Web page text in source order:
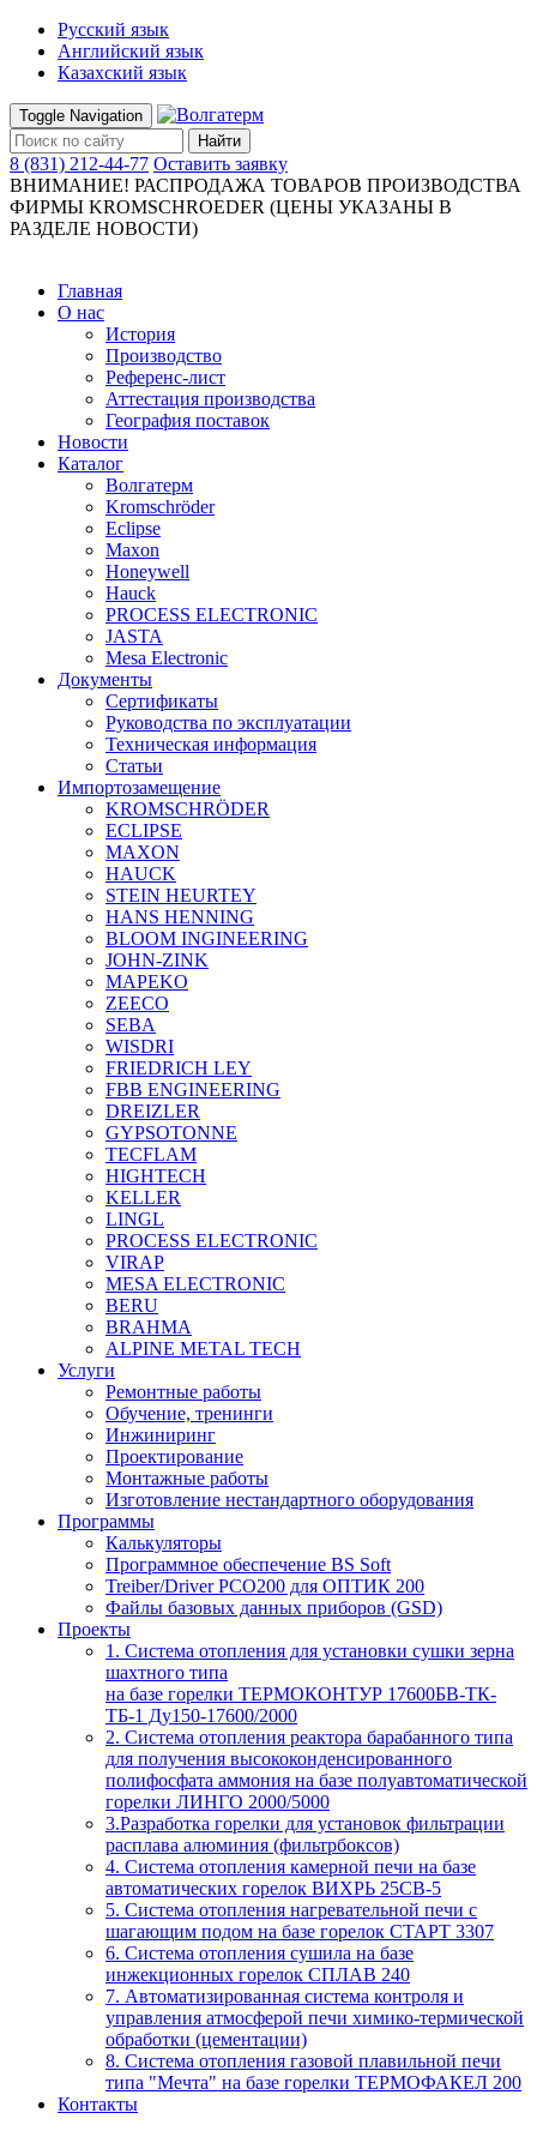
Русский язык
Английский язык
Казахский язык
Toggle Navigation
Найти
8 (831) 212-44-77 Оставить заявку
ВНИМАНИЕ! РАСПРОДАЖА ТОВАРОВ ПРОИЗВОДСТВА
ФИРМЫ KROMSCHROEDER (ЦЕНЫ УКАЗАНЫ В
РАЗДЕЛЕ НОВОСТИ)
Главная
О нас
История
Производство
Референс-лист
Аттестация производства
География поставок
Новости
Каталог
Волгатерм
Kromschröder
Eclipse
Maxon
Honeywell
Hauck
PROCESS ELECTRONIC
JASTA
Mesa Electronic
Документы
Сертификаты
Руководства по эксплуатации
Техническая информация
Статьи
Импортозамещение
KROMSCHRÖDER
ECLIPSE
MAXON
HAUCK
STEIN HEURTEY
HANS HENNING
BLOOM INGINEERING
JOHN-ZINK
MAPEKO
ZEECO
SEBA
WISDRI
FRIEDRICH LEY
FBB ENGINEERING
DREIZLER
GYPSOTONNE
TECFLAM
HIGHTECH
KELLER
LINGL
PROCESS ELECTRONIC
VIRAP
MESA ELECTRONIC
BERU
BRAHMA
ALPINE METAL TECH
Услуги
Ремонтные работы
Обучение, тренинги
Инжиниринг
Проектирование
Монтажные работы
Изготовление нестандартного оборудования
Программы
Калькуляторы
Программное обеспечение BS Soft
Treiber/Driver PCO200 для ОПТИК 200
Файлы базовых данных приборов (GSD)
Проекты
1. Система отопления для установки сушки зерна
шахтного типа
на базе горелки ТЕРМОКОНТУР 17600БВ-ТК-
ТБ-1 Ду150-17600/2000
2. Система отопления реактора барабанного типа
для получения высококонденсированного
полифосфата аммония на базе полуавтоматической
горелки ЛИНГО 2000/5000
3.Разработка горелки для установок фильтрации
расплава алюминия (фильтрбоксов)
4. Система отопления камерной печи на базе
автоматических горелок ВИХРЬ 25СВ-5
5. Система отопления нагревательной печи с
шагающим подом на базе горелок СТАРТ 3307
6. Система отопления сушила на базе
инжекционных горелок СПЛАВ 240
7. Автоматизированная система контроля и
управления атмосферой печи химико-термической
обработки (цементации)
8. Система отопления газовой плавильной печи
типа "Мечта" на базе горелки ТЕРМОФАКЕЛ 200
Контакты